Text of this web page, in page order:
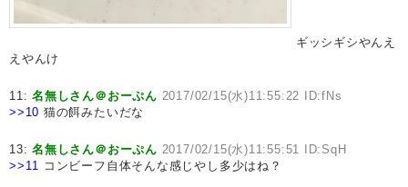
ギッシギシやんえ
えやんけ
11:名無しさん＠おーぷん 2017/02/15(水)11:55:22 ID:fNs
>>10 猫の餌みたいだな
13:名無しさん＠おーぷん 2017/02/15(水)11:55:51 ID:SqH
>>11 コンビーフ自体そんな感じやし多少はね？